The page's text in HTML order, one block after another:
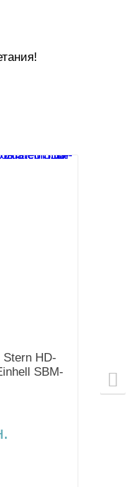
Stern HD-
SBM-